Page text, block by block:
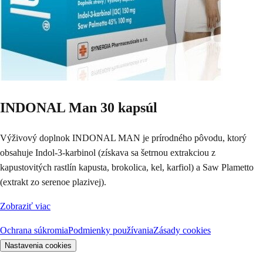
INDONAL Man 30 kapsúl
Výživový doplnok INDONAL MAN je prírodného pôvodu, ktorý
obsahuje Indol-3-karbinol (získava sa šetrnou extrakciou z
kapustovitých rastlín kapusta, brokolica, kel, karfiol) a Saw Plametto
(extrakt zo serenoe plazivej).
Zobraziť viac
Ochrana súkromiaPodmienky používaniaZásady cookies
Nastavenia cookies